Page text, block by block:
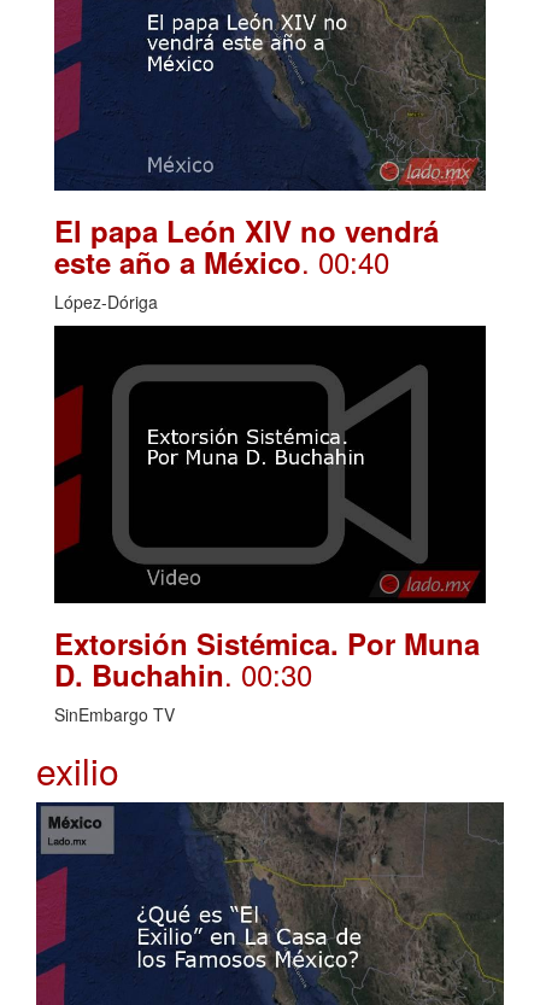
El papa León XIV no vendrá
este año a México. 00:40
López-Dóriga
Extorsión Sistémica. Por Muna
D. Buchahin. 00:30
SinEmbargo TV
exilio